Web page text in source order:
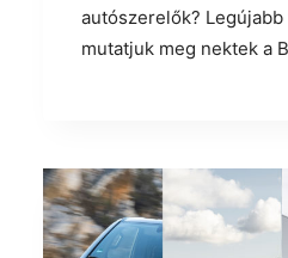
autószerelők?
mutatjuk meg nektek a